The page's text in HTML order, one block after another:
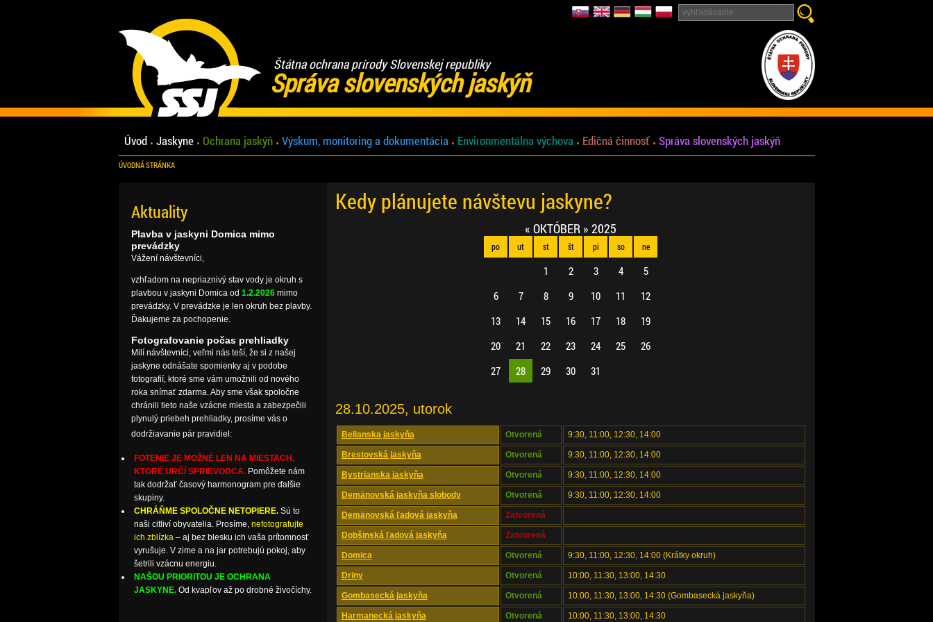
Štátna ochrana prírody Slovenskej republiky
Správa slovenských jaskýň
Úvod Jaskyne Ochrana jaskýň Výskum, monitoring a dokumentácia Environmentálna výchova Edičná činnosť Správa slovenských jaskýň
ÚVODNÁ STRÁNKA
Kedy plánujete návštevu jaskyne?
« OKTÓBER » 2025
po ut st št pi so ne
1 2 3 4
5
6
7 8 9 10 11
12
13
14 15 16 17 18
19
20
21 22 23 24 25
26
27
28 29 30 31
28.10.2025, utorok
Belianska jaskyňa Otvorená 9:30, 11:00, 12:30, 14:00
Brestovská jaskyňa Otvorená 9:30, 11:00, 12:30, 14:00
Bystrianska jaskyňa Otvorená 9:30, 11:00, 12:30, 14:00
Demänovská jaskyňa slobody Otvorená 9:30, 11:00, 12:30, 14:00
Demänovská ľadová jaskyňa Zatvorená
Dobšinská ľadová jaskyňa Zatvorená
Domica Otvorená 9:30, 11:00, 12:30, 14:00 (Krátky okruh)
Driny Otvorená 10:00, 11:30, 13:00, 14:30
Gombasecká jaskyňa Otvorená 10:00, 11:30, 13:00, 14:30 (Gombasecká jaskyňa)
Harmanecká jaskyňa Otvorená 10:00, 11:30, 13:00, 14:30
Aktuality
Plavba v jaskyni Domica mimo
prevádzky
Vážení návštevníci,
vzhľadom na nepriaznivý stav vody je okruh s
plavbou v jaskyni Domica od 1.2.2026mimo
prevádzky. V prevádzke je len okruh bez plavby.
Ďakujeme za pochopenie.
Fotografovanie počas prehliadky
Milí návštevníci, veľmi nás teší, že si z našej
jaskyne odnášate spomienky aj v podobe
fotografií, ktoré sme vám umožnili od nového
roka snímať zdarma. Aby sme však spoločne
chránili tieto naše vzácne miesta a zabezpečili
plynulý priebeh prehliadky, prosíme vás o
dodržiavanie pár pravidiel:
FOTENIE JE MOŽNÉ LEN NA MIESTACH,
KTORÉ URČÍ SPRIEVODCA.Pomôžete nám
tak dodržať časový harmonogram pre ďalšie
skupiny.
CHRÁŇME SPOLOČNE NETOPIERE.Sú to
naši citliví obyvatelia. Prosíme, nefotografujte
ich zblízka– aj bez blesku ich vaša prítomnosť
vyrušuje. V zime a na jar potrebujú pokoj, aby
šetrili vzácnu energiu.
NAŠOU PRIORITOU JE OCHRANA
JASKYNE. Od kvapľov až po drobné živočíchy.